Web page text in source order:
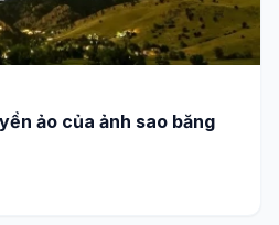
ảo của ảnh sao băng